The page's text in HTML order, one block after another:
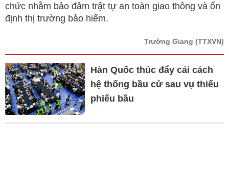
chức nhằm bảo đảm trật tự an toàn giao thông và ổn
định thị trường bảo hiểm.
Trường Giang (TTXVN)
Hàn Quốc thúc đẩy cải cách
hệ thống bầu cử sau vụ thiếu
phiếu bầu